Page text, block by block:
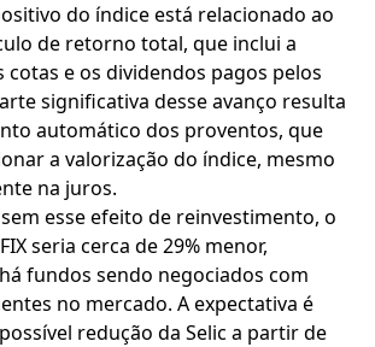
do índice está relacionado ao
de retorno total, que inclui a
cotas e os dividendos pagos pelos
significativa desse avanço resulta
automático dos proventos, que
a valorização do índice, mesmo
na juros.
esse efeito de reinvestimento, o
seria cerca de 29% menor,
fundos sendo negociados com
no mercado. A expectativa é
redução da Selic a partir de